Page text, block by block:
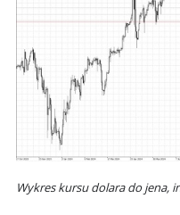
Wykres kursu dolara do jena,